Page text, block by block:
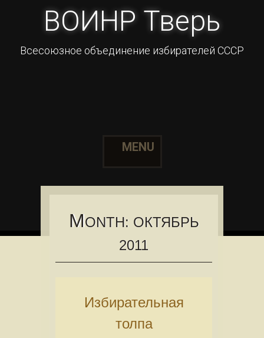
ВОИНР Тверь
Всесоюзное объединение избирателей СССР
MENU
Skip to content
MONTH: ОКТЯБРЬ
2011
Избирательная
толпа